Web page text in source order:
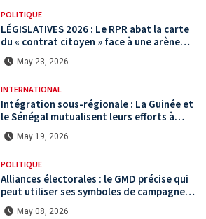
POLITIQUE
LÉGISLATIVES 2026 : Le RPR abat la carte
du « contrat citoyen » face à une arène
politique saturée.
May 23, 2026
INTERNATIONAL
Intégration sous-régionale : La Guinée et
le Sénégal mutualisent leurs efforts à
Koundara via le programme RéZo
May 19, 2026
POLITIQUE
Alliances électorales : le GMD précise qui
peut utiliser ses symboles de campagne
avant le scrutin du 31 mai
May 08, 2026